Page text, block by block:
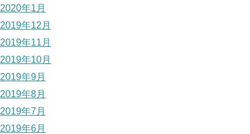
2020年1月
2019年12月
2019年11月
2019年10月
2019年9月
2019年8月
2019年7月
2019年6月